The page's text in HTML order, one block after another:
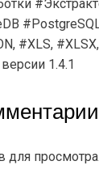
#XLS, #XLSX,
1.4.1
для просмотра.